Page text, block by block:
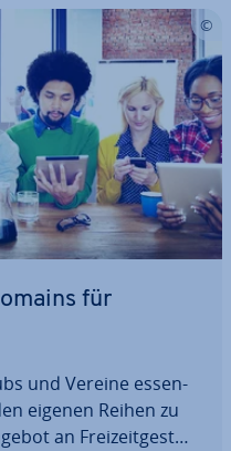
für
und Vereine es­sen­
eigenen Reihen zu
an Frei­zeit­ge­stal­